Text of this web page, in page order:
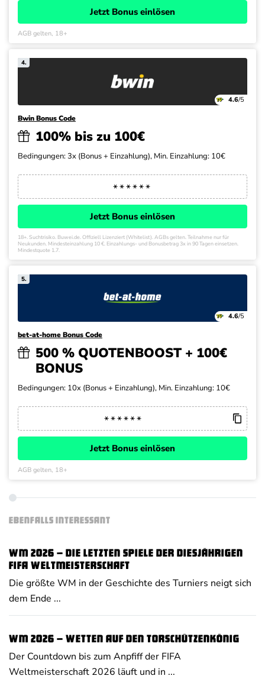
Jetzt Bonus einlösen
AGB gelten, 18+
4.
4.6/5
Bwin Bonus Code
100% bis zu 100€
Bedingungen: 3x (Bonus + Einzahlung), Min. Einzahlung: 10€
Jetzt Bonus einlösen
18+. Suchtrisiko. Buwei.de. Offiziell Lizenziert (Whitelist). AGBs gelten. Teilnahme nur für
Neukunden. Mindesteinzahlung 10 €. Einzahlungs- und Bonusbetrag 3x in 90 Tagen einsetzen.
Mindestquote 1.7.
5.
4.6/5
bet-at-home Bonus Code
500 % QUOTENBOOST + 100€
BONUS
Bedingungen: 10x (Bonus + Einzahlung), Min. Einzahlung: 10€
Jetzt Bonus einlösen
AGB gelten, 18+
EBENFALLS INTERESSANT
WM 2026 – Die letzten Spiele der diesjährigen
FIFA Weltmeisterschaft
Die größte WM in der Geschichte des Turniers neigt sich
dem Ende ...
WM 2026 – Wetten auf den Torschützenkönig
Der Countdown bis zum Anpfiff der FIFA
Weltmeisterschaft 2026 läuft und in ...